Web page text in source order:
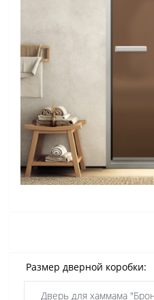
Размер дверной коробки: